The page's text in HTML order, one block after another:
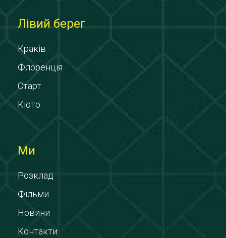
Лівий берег
Краків
Флоренція
Старт
Кіото
Ми
Розклад
Фільми
Новини
Контакти